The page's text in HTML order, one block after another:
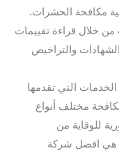
مكافحة الحشرات.
خلال قراءة تقييمات
والتراخيص
التي تقدمها
مختلف أنواع
للوقاية من
هي افضل شركة